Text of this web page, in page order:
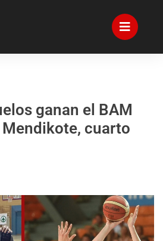
ganan el BAM
Mendikote, cuarto